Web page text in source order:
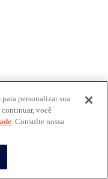
personalizar sua
continuar, você
. Consulte nossa